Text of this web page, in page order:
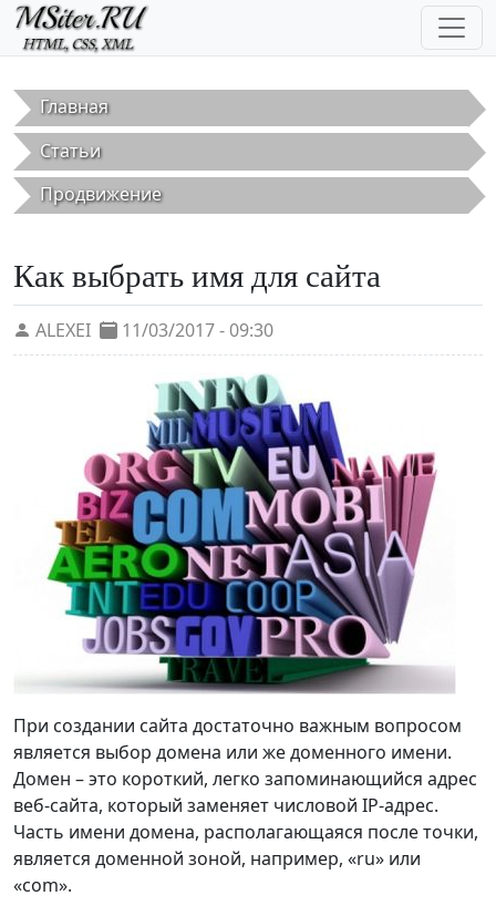
Перейти к основному содержанию
Главная
Статьи
Продвижение
Как выбрать имя для сайта
ALEXEI 11/03/2017 - 09:30
При создании сайта достаточно важным вопросом
является выбор домена или же доменного имени.
Домен – это короткий, легко запоминающийся адрес
веб-сайта, который заменяет числовой IP-адрес.
Часть имени домена, располагающаяся после точки,
является доменной зоной, например, «ru» или
«com».